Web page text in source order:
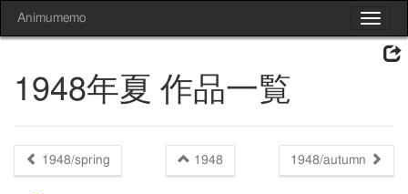
Toggle
Animumemo
1948年夏 作品一覧
1948/spring 1948 1948/autumn